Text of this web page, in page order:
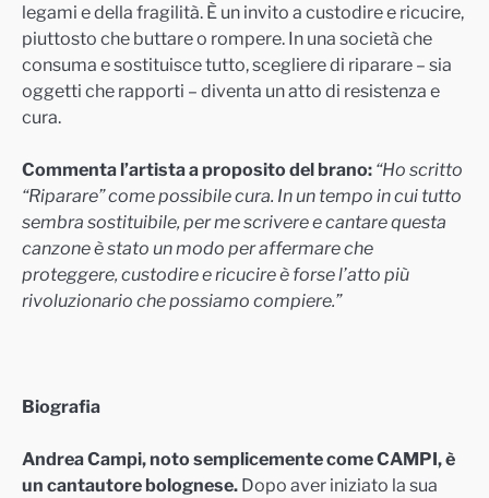
legami e della fragilità. È un invito a custodire e ricucire,
piuttosto che buttare o rompere. In una società che
consuma e sostituisce tutto, scegliere di riparare – sia
oggetti che rapporti – diventa un atto di resistenza e
cura.
Commenta l’artista a proposito del brano: “Ho scritto
“Riparare” come possibile cura. In un tempo in cui tutto
sembra sostituibile, per me scrivere e cantare questa
canzone è stato un modo per affermare che
proteggere, custodire e ricucire è forse l’atto più
rivoluzionario che possiamo compiere.”
Biografia
Andrea Campi, noto semplicemente come CAMPI, è
un cantautore bolognese. Dopo aver iniziato la sua